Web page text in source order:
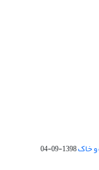
و خاک1398-09-04